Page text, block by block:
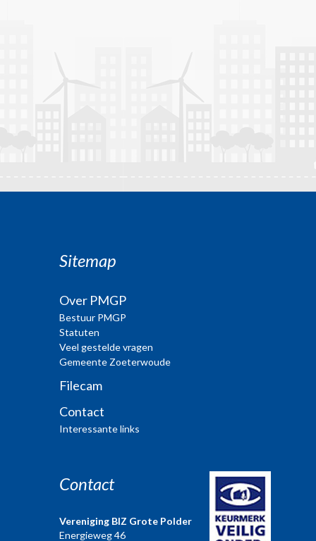
Sitemap
Over PMGP
Bestuur PMGP
Statuten
Veel gestelde vragen
Gemeente Zoeterwoude
Filecam
Contact
Interessante links
Contact
Vereniging BIZ Grote Polder
Energieweg 46